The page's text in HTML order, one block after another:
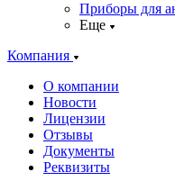
Приборы для
Еще
Компания
О компании
Новости
Лицензии
Отзывы
Документы
Реквизиты